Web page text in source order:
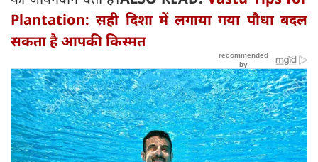
Plantation: सही दिशा में लगाया गया पौधा बदल
सकता है आपकी किस्मत